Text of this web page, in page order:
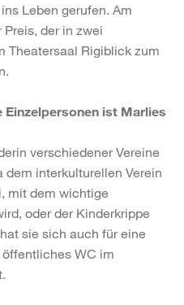
Leben gerufen. Am
der in zwei
Theatersaal Rigiblick zum
ist Marlies
verschiedener Vereine
dem interkulturellen Verein
mit dem wichtige
oder der Kinderkrippe
sie sich auch für eine
WC im